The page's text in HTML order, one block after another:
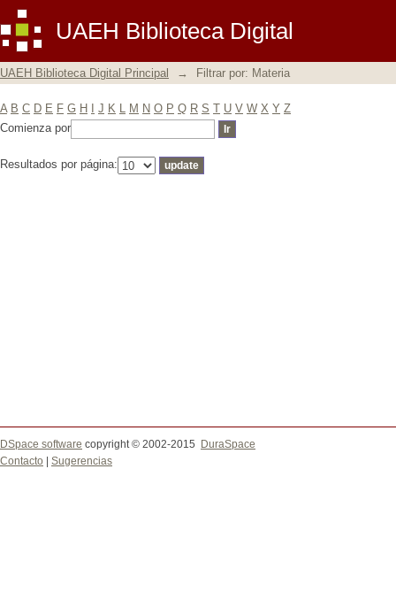
UAEH Biblioteca Digital
Filtrar por: Materia
UAEH Biblioteca Digital Principal → Filtrar por: Materia
A B C D E F G H J K L M N O P Q R S T U V W X Y Z
Comienza por
Resultados por página:
DSpace software copyright © 2002-2015
DuraSpace
Contacto
Sugerencias